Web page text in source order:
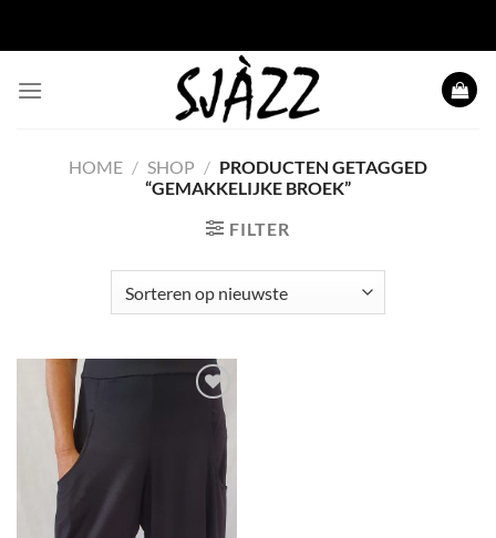
HOME / SHOP / PRODUCTEN GETAGGED
“GEMAKKELIJKE BROEK”
FILTER
Toevoegen